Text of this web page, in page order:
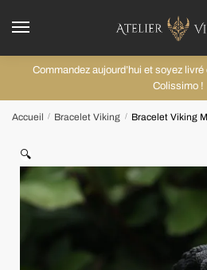
Commandez aujourd’hui et soyez
Colissimo !
Accueil / Bracelet Viking / Bracelet Viking
🔍